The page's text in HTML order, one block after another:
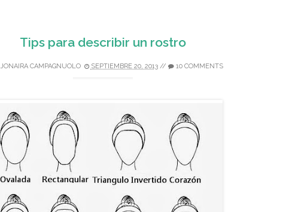
Tips para describir un rostro
JONAIRA CAMPAGNUOLO SEPTIEMBRE 20, 2013// 10 COMMENTS